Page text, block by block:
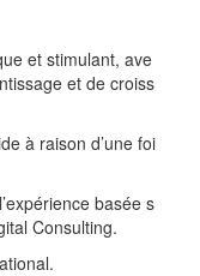
et stimulant, ave
et de croiss
à raison d’une foi
basée s
Consulting.